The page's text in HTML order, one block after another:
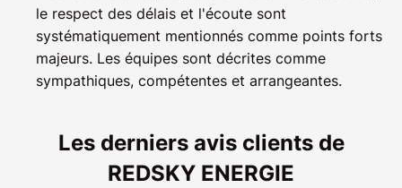
le respect des délais et l'écoute sont
systématiquement mentionnés comme points forts
majeurs. Les équipes sont décrites comme
sympathiques, compétentes et arrangeantes.
Les derniers avis clients de
REDSKY ENERGIE